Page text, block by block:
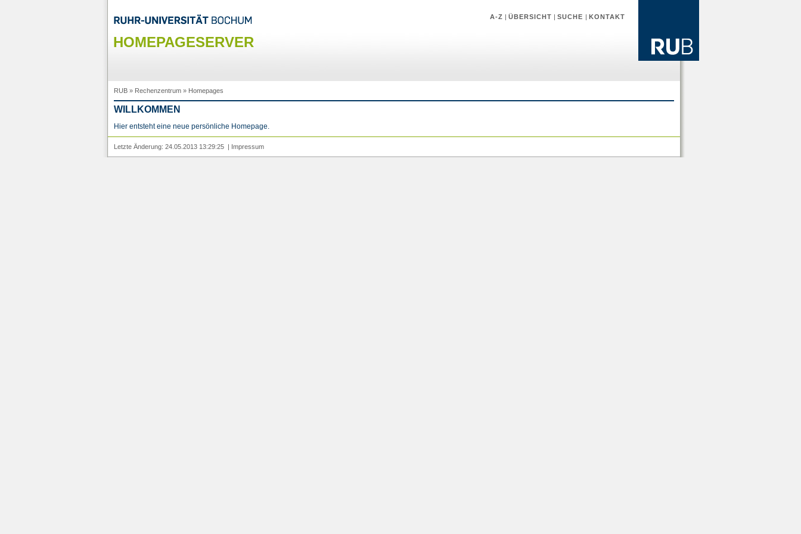
A-Z |ÜBERSICHT |SUCHE |KONTAKT
HOMEPAGESERVER
RUB» Rechenzentrum» Homepages
WILLKOMMEN
Hier entsteht eine neue persönliche Homepage.
Letzte Änderung: 24.05.2013 13:29:25 | Impressum